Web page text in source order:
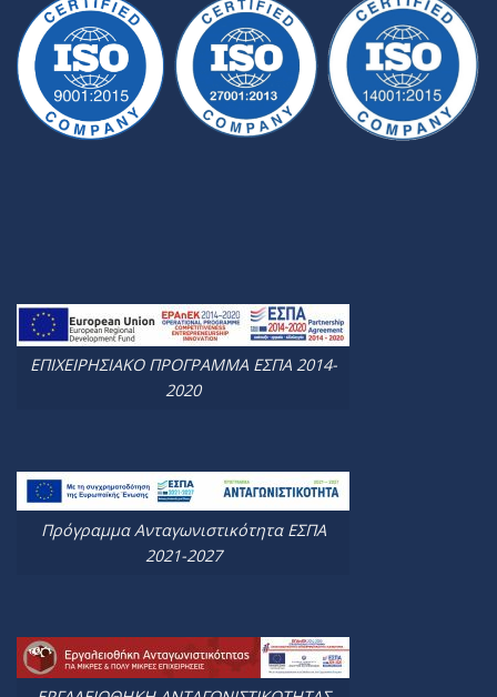
ΕΠΙΧΕΙΡΗΣΙΑΚΟ ΠΡΟΓΡΑΜΜΑ ΕΣΠΑ 2014-
2020
Πρόγραμμα Ανταγωνιστικότητα ΕΣΠΑ
2021-2027